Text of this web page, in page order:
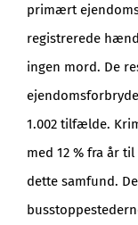
primært
registrerede
ingen mord. De
1.002 tilfælde.
med 12 % fra år
dette samfund.